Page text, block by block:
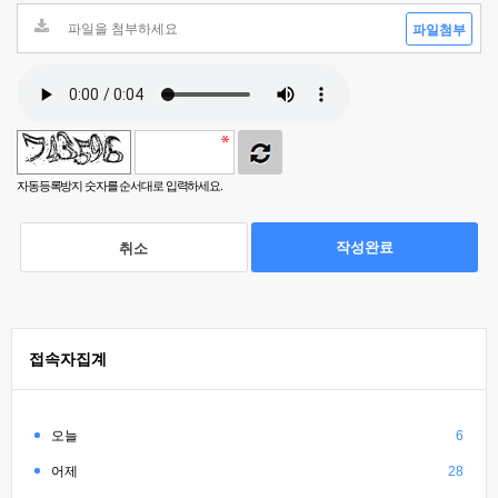
파일첨부
자동등록방지 숫자를 순서대로 입력하세요.
취소 작성완료
접속자집계
오늘 6
어제 28